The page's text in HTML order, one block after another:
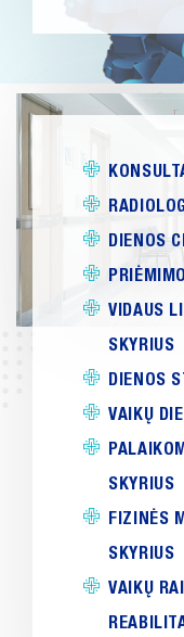
DIENOS
VIDAUS
SKYRIUS
DIENOS
VAIKŲ
SKYRIUS
FIZINĖS
SKYRIUS
VAIKŲ